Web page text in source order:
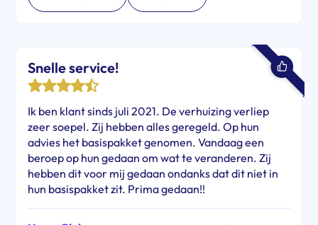
Snelle service!
Ik ben klant sinds juli 2021. De verhuizing verliep
zeer soepel. Zij hebben alles geregeld. Op hun
advies het basispakket genomen. Vandaag een
beroep op hun gedaan om wat te veranderen. Zij
hebben dit voor mij gedaan ondanks dat dit niet in
hun basispakket zit. Prima gedaan!!